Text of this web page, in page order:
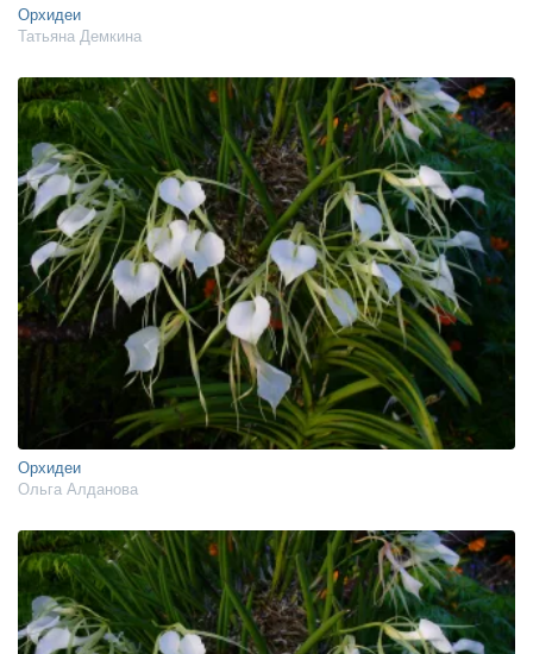
Орхидеи
Татьяна Демкина
Орхидеи
Ольга Алданова